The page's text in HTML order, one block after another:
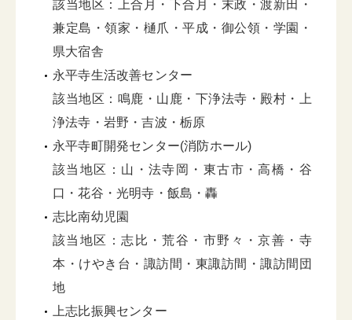
該当地区：上合月・下合月・末政・渡新田・
兼定島・領家・樋爪・平成・御公領・学園・
県大宿舎
永平寺生活改善センター
該当地区：鳴鹿・山鹿・下浄法寺・殿村・上
浄法寺・岩野・吉波・栃原
永平寺町開発センター(消防ホール)
該当地区：山・法寺岡・東古市・高橋・谷
口・花谷・光明寺・飯島・轟
志比南幼児園
該当地区：志比・荒谷・市野々・京善・寺
本・けやき台・諏訪間・東諏訪間・諏訪間団
地
上志比振興センター